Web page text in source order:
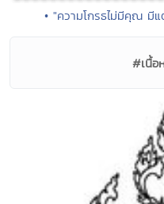
• "ความโกรธไม่มีคุณ มี
#เนื้อ